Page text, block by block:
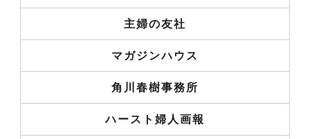
主婦の友社
マガジンハウス
角川春樹事務所
ハースト婦人画報